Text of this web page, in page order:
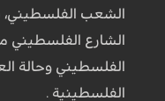
الشعب الفلسطيني،
الشارع الفلسطيني
الفلسطيني وحالة
الفلسطينية .